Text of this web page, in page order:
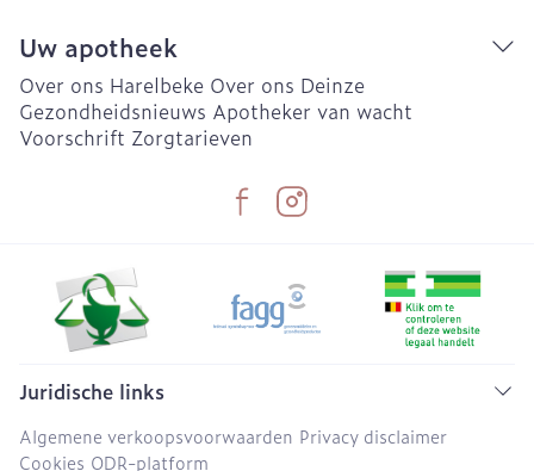
Uw apotheek
Over ons Harelbeke Over ons Deinze
Gezondheidsnieuws Apotheker van wacht
Voorschrift Zorgtarieven
Juridische links
Algemene verkoopsvoorwaarden Privacy disclaimer
Cookies ODR-platform